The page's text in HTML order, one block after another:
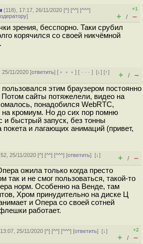
(118), 17:17, 26/11/2020 [^] [^^] [^^^]
]
+1
+ / –
зрения, бесспорно. Таки срубил
корячился со своей никчёмной
25/11/2020 [ответить] [ ﹢﹢﹢] [ · · ·][↓] [↑]
+ / –
этим браузером постоянно
Потом сайты потяжелели, видео на
понадобился WebRTC,
на кромиум. Но до сих пор помню
и быстрый запуск, без тонны
покета и лагающих анимаций (привет,
25/11/2020 [^] [^^] [^^^] [ответить][↓]
+ / –
ожила только когда престо
так и не смог пользоваться, такой-то
норм. Особенно на Венде, там
Хром принудительно на диске Ц
и Опера со своей сотней
работает.
25/11/2020 [^] [^^] [^^^] [ответить][↓]
+2
+ / –